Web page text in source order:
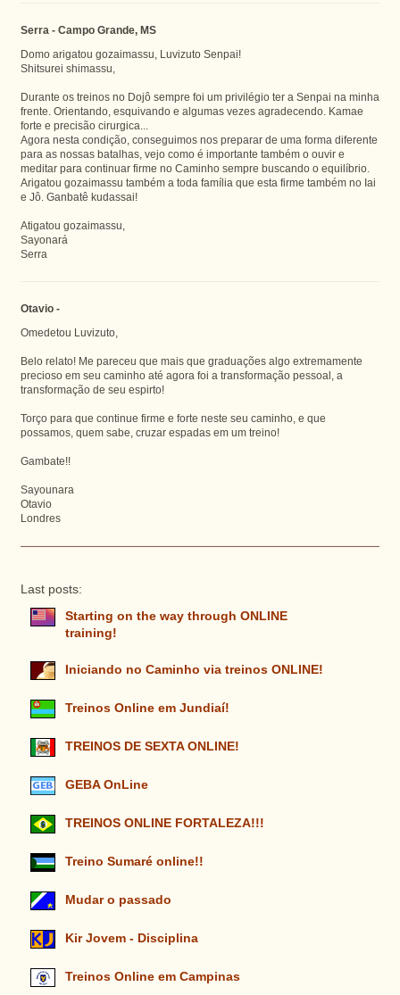
Serra - Campo Grande, MS
Domo arigatou gozaimassu, Luvizuto Senpai!
Shitsurei shimassu,
Durante os treinos no Dojô sempre foi um privilégio ter a Senpai na minha
frente. Orientando, esquivando e algumas vezes agradecendo. Kamae
forte e precisão cirurgica...
Agora nesta condição, conseguimos nos preparar de uma forma diferente
para as nossas batalhas, vejo como é importante também o ouvir e
meditar para continuar firme no Caminho sempre buscando o equilíbrio.
Arigatou gozaimassu também a toda família que esta firme também no Iai
e Jô. Ganbatê kudassai!
Atigatou gozaimassu,
Sayonará
Serra
Otavio -
Omedetou Luvizuto,
Belo relato! Me pareceu que mais que graduações algo extremamente
precioso em seu caminho até agora foi a transformação pessoal, a
transformação de seu espirto!
Torço para que continue firme e forte neste seu caminho, e que
possamos, quem sabe, cruzar espadas em um treino!
Gambate!!
Sayounara
Otavio
Londres
Last posts:
Starting on the way through ONLINE
training!
Iniciando no Caminho via treinos ONLINE!
Treinos Online em Jundiaí!
TREINOS DE SEXTA ONLINE!
GEBA OnLine
TREINOS ONLINE FORTALEZA!!!
Treino Sumaré online!!
Mudar o passado
Kir Jovem - Disciplina
Treinos Online em Campinas